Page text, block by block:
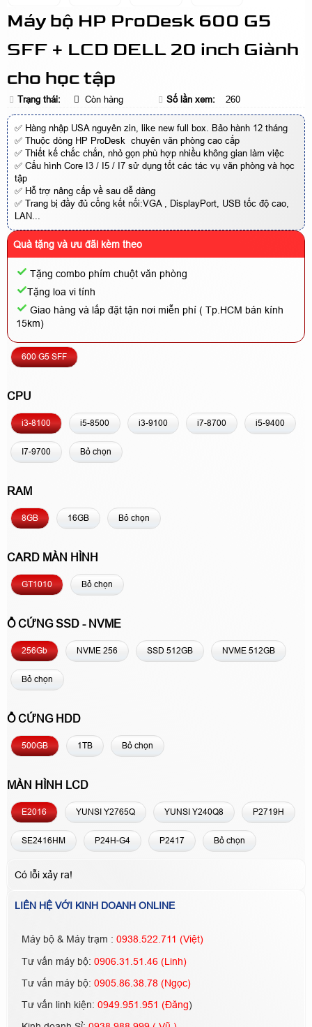
Máy bộ HP ProDesk 600 G5
SFF + LCD DELL 20 inch Giành
cho học tập
Trạng thái: Còn hàng Số lần xem: 260
✅ Hàng nhập USA nguyên zin, like new full box. Bảo hành 12 tháng
✅ Thuộc dòng HP ProDesk chuyên văn phòng cao cấp
✅ Thiết kế chắc chắn, nhỏ gọn phù hợp nhiều không gian làm việc
✅ Cấu hình Core I3 / I5 / I7 sử dụng tốt các tác vụ văn phòng và học
tập
✅ Hỗ trợ nâng cấp về sau dễ dàng
✅ Trang bị đầy đủ cổng kết nối:VGA , DisplayPort, USB tốc độ cao,
LAN...
Quà tặng và ưu đãi kèm theo
Tặng combo phím chuột văn phòng
Tặng loa vi tính
Giao hàng và lắp đặt tận nơi miễn phí ( Tp.HCM bán kính
15km)
600 G5 SFF
CPU
i3-8100 i5-8500 i3-9100 i7-8700 i5-9400
I7-9700 Bỏ chọn
RAM
8GB 16GB Bỏ chọn
CARD MÀN HÌNH
GT1010 Bỏ chọn
Ổ CỨNG SSD - NVME
256Gb NVME 256 SSD 512GB NVME 512GB
Bỏ chọn
Ổ CỨNG HDD
500GB 1TB Bỏ chọn
MÀN HÌNH LCD
E2016 YUNSI Y2765Q YUNSI Y240Q8 P2719H
SE2416HM P24H-G4 P2417 Bỏ chọn
Có lỗi xảy ra!
LIÊN HỆ VỚI KINH DOANH ONLINE
Máy bộ & Máy trạm : 0938.522.711 (Việt)
Tư vấn máy bộ: 0906.31.51.46 (Linh)
Tư vấn máy bộ: 0905.86.38.78 (Ngọc)
Tư vấn linh kiện: 0949.951.951 (Đăng)